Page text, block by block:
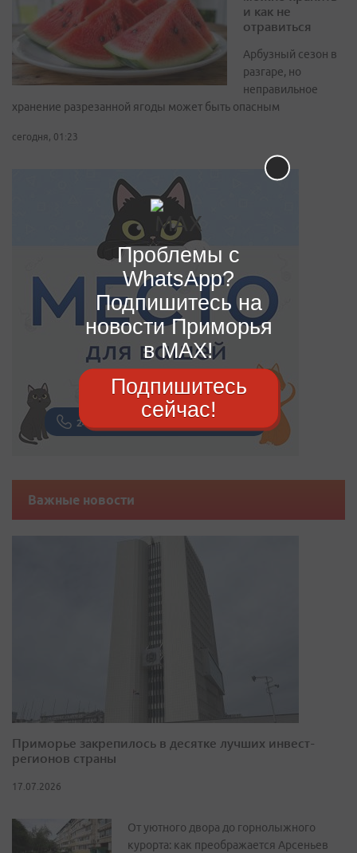
и как не
отравиться
Арбузный сезон в
разгаре, но
неправильное
хранение разрезанной ягоды может быть опасным
сегодня, 01:23
Важные новости
Приморье закрепилось в десятке лучших инвест-
регионов страны
17.07.2026
От уютного двора до горнолыжного
курорта: как преображается Арсеньев
Проблемы с
WhatsApp?
Подпишитесь на
новости Приморья
в MAX!
Подпишитесь
сейчас!